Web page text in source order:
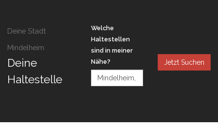
Deine Stadt
Mindelheim
Deine
Haltestelle
Welche
Haltestellen
sind in meiner
Nähe?
Jetzt Suchen